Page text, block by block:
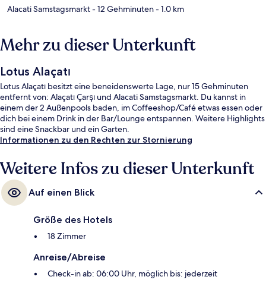
Alacati Samstagsmarkt- 12 Gehminuten- 1.0 km
Mehr zu dieser Unterkunft
Lotus Alaçatı
Lotus Alaçatı besitzt eine beneidenswerte Lage, nur 15 Gehminuten
entfernt von: Alaçatı Çarşı und Alacati Samstagsmarkt. Du kannst in
einem der 2 Außenpools baden, im Coffeeshop/Café etwas essen oder
dich bei einem Drink in der Bar/Lounge entspannen. Weitere Highlights
sind eine Snackbar und ein Garten.
Informationen zu den Rechten zur Stornierung
Weitere Infos zu dieser Unterkunft
Auf einen Blick
Größe des Hotels
18 Zimmer
Anreise/Abreise
Check-in ab: 06:00 Uhr, möglich bis: jederzeit